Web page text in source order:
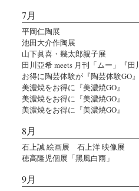
7月
平岡仁陶展
池田大介作陶展
山下眞喜・幾太郎親子展
田川亞希 meets 月刊「ムー」『田
お得に陶芸体験が『陶芸体験GO』
美濃焼をお得に『美濃焼GO』
美濃焼をお得に『美濃焼GO』
美濃焼をお得に『美濃焼GO』
8月
石上誠 絵画展 石上洋 映像展
穂高隆児個展「黑風白雨」
9月